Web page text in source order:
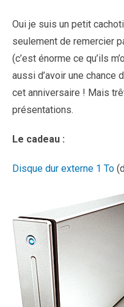
Oui je suis un petit
seulement de remercier
(c’est énorme ce qu’ils
aussi d’avoir une chance
cet anniversaire ! Mais
présentations.
Le cadeau :
Disque dur externe 1 To